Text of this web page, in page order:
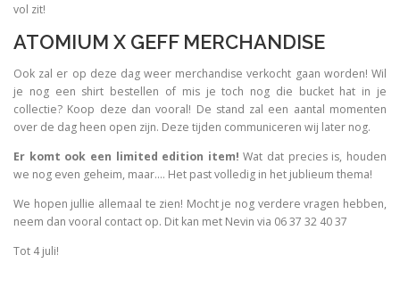
vol zit!
ATOMIUM X GEFF MERCHANDISE
Ook zal er op deze dag weer merchandise verkocht gaan worden! Wil
je nog een shirt bestellen of mis je toch nog die bucket hat in je
collectie? Koop deze dan vooral! De stand zal een aantal momenten
over de dag heen open zijn. Deze tijden communiceren wij later nog.
Er komt ook een limited edition item!Wat dat precies is, houden
we nog even geheim, maar…. Het past volledig in het jublieum thema!
We hopen jullie allemaal te zien! Mocht je nog verdere vragen hebben,
neem dan vooral contact op. Dit kan met Nevin via 06 37 32 40 37
Tot 4 juli!